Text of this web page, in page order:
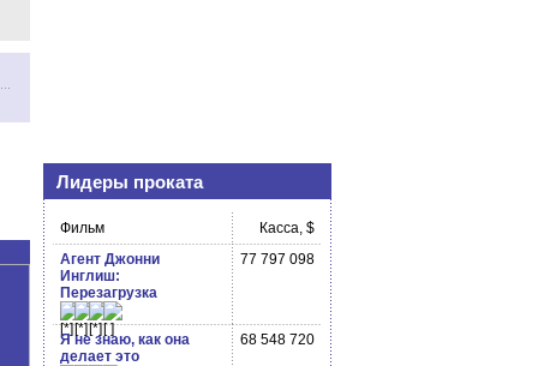
Лидеры проката
Фильм
Касса, $
Агент Джонни
Инглиш:
Перезагрузка
77 797 098
Я не знаю, как она
делает это
68 548 720